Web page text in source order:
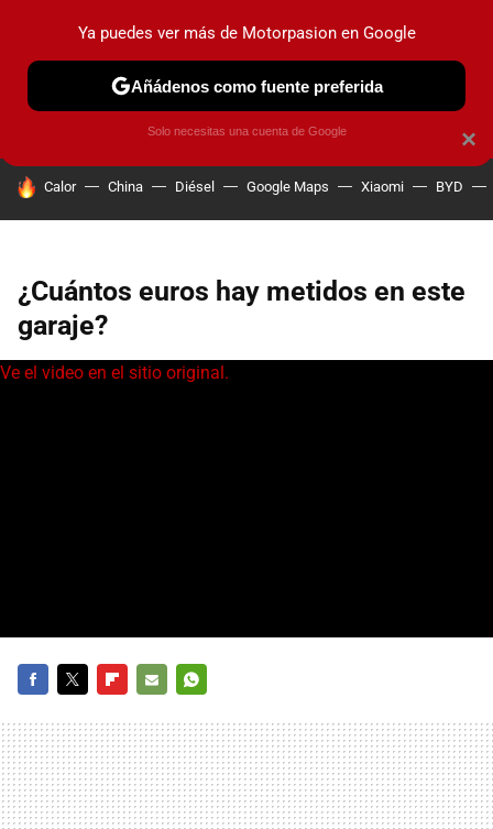
PRUEBAS COCHES ELÉCTRICOS OBSERVATORIO
HOY SE HABLA DE
Calor China Diésel Google Maps Xiaomi BYD
¿Cuántos euros hay metidos en este
garaje?
Ve el video en el sitio original.
MAIL
×
Ya puedes ver más de Motorpasion en Google
Añádenos como fuente preferida
Solo necesitas una cuenta de Google